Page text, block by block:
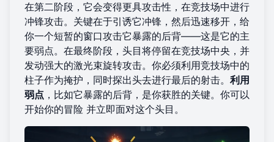
在第二阶段，它会变得更具攻击性，在竞技场中进行
冲锋攻击。关键在于引诱它冲锋，然后迅速移开，给
你一个短暂的窗口攻击它暴露的后背——这是它的主
要弱点。在最终阶段，头目将停留在竞技场中央，并
发动强大的激光束旋转攻击。你必须利用竞技场中的
柱子作为掩护，同时探出头去进行最后的射击。 利用
弱点 ，比如它暴露的后背，是你获胜的关键。你可以
开始你的冒险 并立即面对这个头目。